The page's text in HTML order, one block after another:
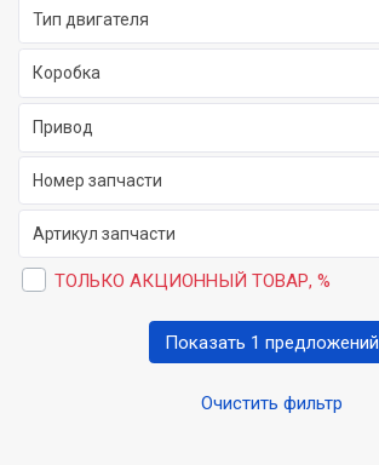
Тип двигателя
Коробка
Привод
ТОЛЬКО АКЦИОННЫЙ ТОВАР, %
Очистить фильтр
Показать 1 предложений